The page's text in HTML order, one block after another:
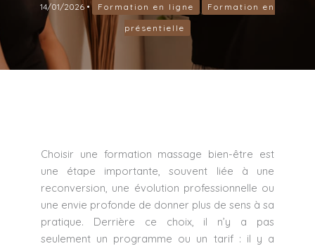
14/01/2026 • Formation en ligne
Formation en
présentielle
Choisir une formation massage bien-être est
une étape importante, souvent liée à une
reconversion, une évolution professionnelle ou
une envie profonde de donner plus de sens à sa
pratique. Derrière ce choix, il n’y a pas
seulement un programme ou un tarif : il y a